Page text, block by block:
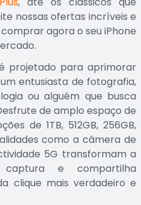
nossas ofertas incríveis e
agora o seu iPhone
projetado para aprimorar
entusiasta de fotografia,
ou alguém que busca
de amplo espaço de
de 1TB, 512GB, 256GB,
como a câmera de
5G transformam a
e compartilha
clique mais verdadeiro e